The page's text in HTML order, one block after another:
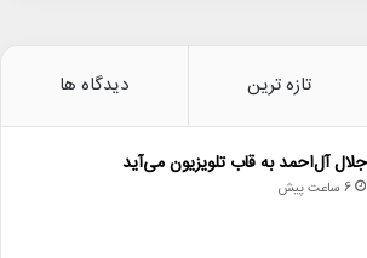
تازه ترین دیدگاه ها
جلال آل‌احمد به قاب تلویزیون می‌آید
6 ساعت پیش